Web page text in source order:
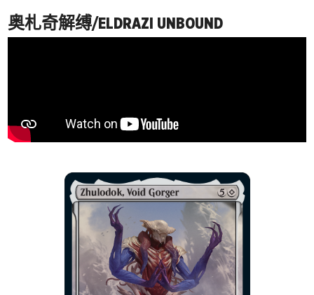
奥札奇解缚/ELDRAZI UNBOUND